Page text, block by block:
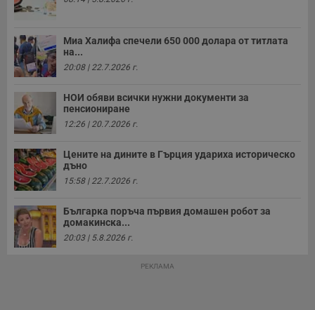
Миа Халифа спечели 650 000 долара от титлата
на...
20:08 | 22.7.2026 г.
НОИ обяви всички нужни документи за
пенсиониране
12:26 | 20.7.2026 г.
Цените на дините в Гърция удариха историческо
дъно
15:58 | 22.7.2026 г.
Българка поръча първия домашен робот за
домакинска...
20:03 | 5.8.2026 г.
РЕКЛАМА